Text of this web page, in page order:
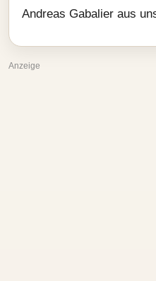
Andreas Gabalier aus
Anzeige